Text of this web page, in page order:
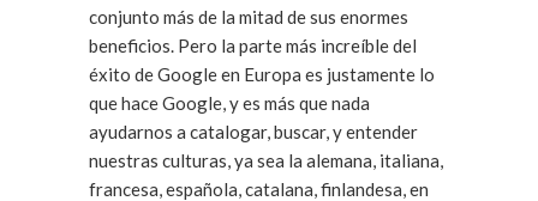
conjunto más de la mitad de sus enormes
beneficios. Pero la parte más increíble del
éxito de Google en Europa es justamente lo
que hace Google, y es más que nada
ayudarnos a catalogar, buscar, y entender
nuestras culturas, ya sea la alemana, italiana,
francesa, española, catalana, finlandesa, en